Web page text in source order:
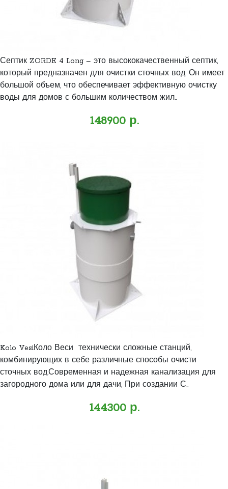
Септик ZORDE 4 Long – это высококачественный септик,
который предназначен для очистки сточных вод. Он имеет
большой объем, что обеспечивает эффективную очистку
воды для домов с большим количеством жил..
148900 р.
Kolo VesiКоло Веси технически сложные станций,
комбинирующих в себе различные способы очисти
сточных вод.Современная и надежная канализация для
загородного дома или для дачи, При создании С..
144300 р.